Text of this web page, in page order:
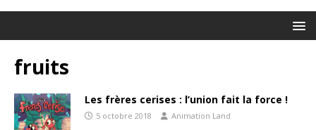
fruits
Les frères cerises : l’union fait la force !
5 octobre 2018 Animation Land